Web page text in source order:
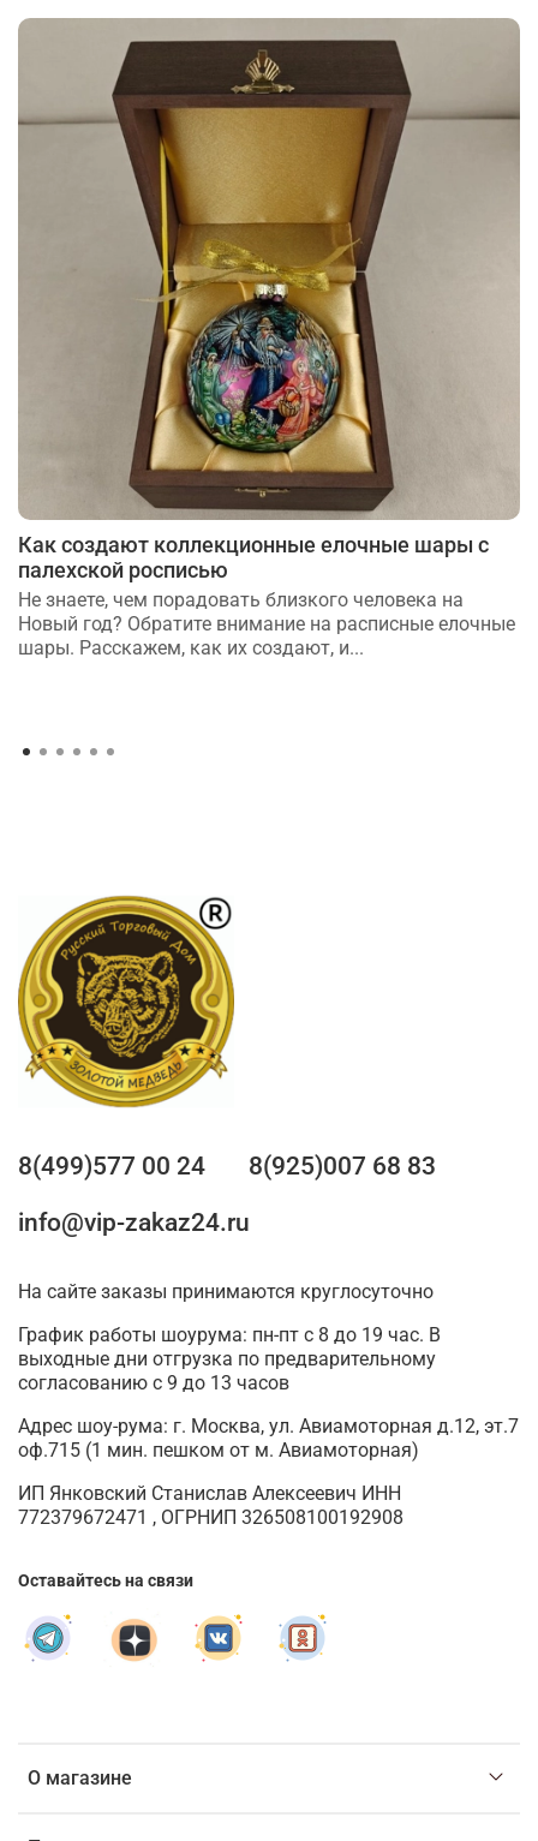
Как создают коллекционные елочные шары с
палехской росписью
Не знаете, чем порадовать близкого человека на
Новый год? Обратите внимание на расписные елочные
шары. Расскажем, как их создают, и...
О магазине
8(499)577 00 24
8(925)007 68 83
info@vip-zakaz24.ru
На сайте заказы принимаются круглосуточно
График работы шоурума: пн-пт с 8 до 19 час. В
выходные дни отгрузка по предварительному
согласованию с 9 до 13 часов
Адрес шоу-рума: г. Москва, ул. Авиамоторная д.12, эт.7
оф.715 (1 мин. пешком от м. Авиамоторная)
ИП Янковский Станислав Алексеевич ИНН
772379672471 , ОГРНИП 326508100192908
Оставайтесь на связи